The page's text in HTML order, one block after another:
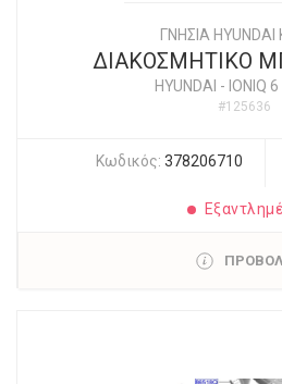
ΓΝΗΣΙΑ HYUNDAI
ΔΙΑΚΟΣΜΗΤΙΚΟ
HYUNDAI - IONIQ
#125636
Κωδικός: 378206710